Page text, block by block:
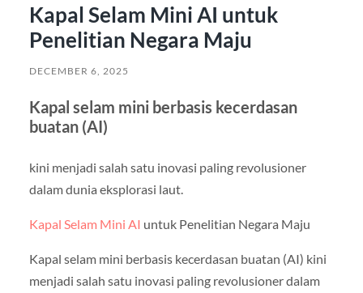
Kapal Selam Mini AI untuk
Penelitian Negara Maju
DECEMBER 6, 2025
Kapal selam mini berbasis kecerdasan
buatan (AI)
kini menjadi salah satu inovasi paling revolusioner
dalam dunia eksplorasi laut.
Kapal Selam Mini AI untuk Penelitian Negara Maju
Kapal selam mini berbasis kecerdasan buatan (AI) kini
menjadi salah satu inovasi paling revolusioner dalam